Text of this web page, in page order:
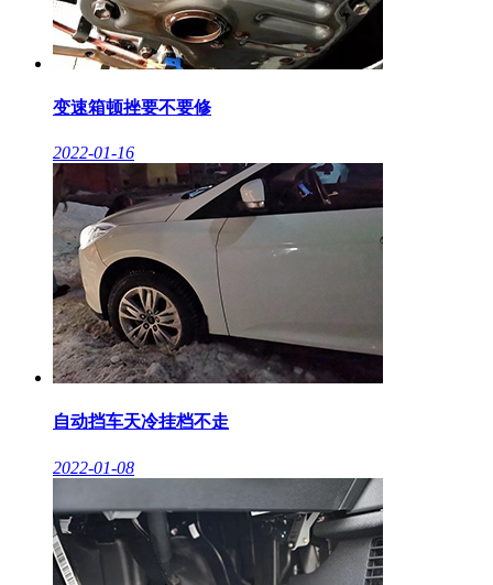
变速箱顿挫要不要修
2022-01-16
自动挡车天冷挂档不走
2022-01-08